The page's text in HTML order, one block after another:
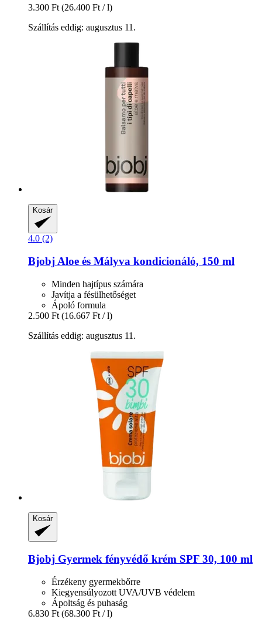
3.300 Ft (26.400 Ft / l)
Szállítás eddig: augusztus 11.
Kosár
4.0 (2)
Bjobj Aloe és Mályva kondicionáló, 150 ml
Minden hajtípus számára
Javítja a fésülhetőséget
Ápoló formula
2.500 Ft (16.667 Ft / l)
Szállítás eddig: augusztus 11.
Kosár
Bjobj Gyermek fényvédő krém SPF 30, 100 ml
Érzékeny gyermekbőrre
Kiegyensúlyozott UVA/UVB védelem
Ápoltság és puhaság
6.830 Ft (68.300 Ft / l)